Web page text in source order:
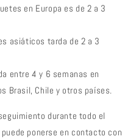
en Europa es de 2 a 3
asiáticos tarda de 2 a 3
entre 4 y 6 semanas en
Brasil, Chile y otros países.
durante todo el
ponerse en contacto con